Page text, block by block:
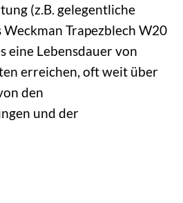
(z.B. gelegentliche
Weckman Trapezblech W20
eine Lebensdauer von
erreichen, oft weit über
den
und der